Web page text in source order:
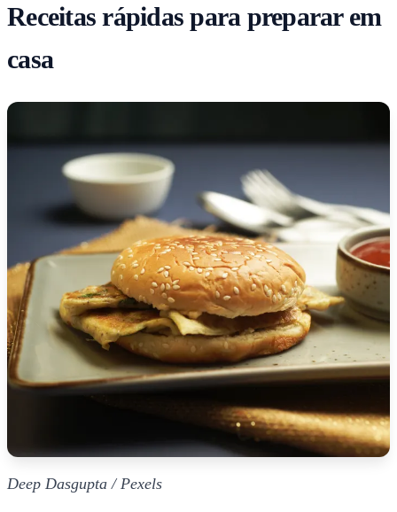
Receitas rápidas para preparar em
casa
Deep Dasgupta / Pexels